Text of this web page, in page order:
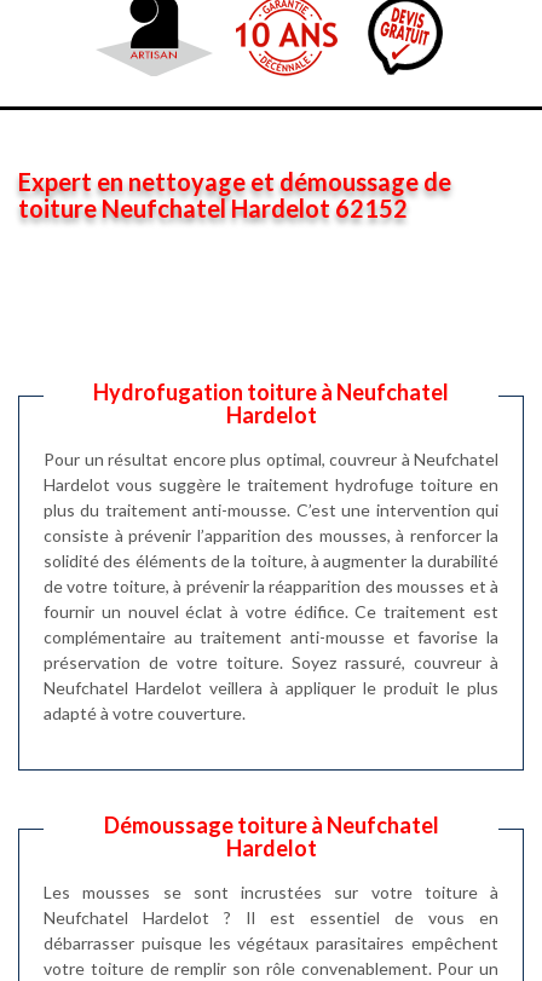
Expert en nettoyage et démoussage de
toiture Neufchatel Hardelot 62152
Hydrofugation toiture à Neufchatel
Hardelot
Pour un résultat encore plus optimal, couvreur à Neufchatel
Hardelot vous suggère le traitement hydrofuge toiture en
plus du traitement anti-mousse. C’est une intervention qui
consiste à prévenir l’apparition des mousses, à renforcer la
solidité des éléments de la toiture, à augmenter la durabilité
de votre toiture, à prévenir la réapparition des mousses et à
fournir un nouvel éclat à votre édifice. Ce traitement est
complémentaire au traitement anti-mousse et favorise la
préservation de votre toiture. Soyez rassuré, couvreur à
Neufchatel Hardelot veillera à appliquer le produit le plus
adapté à votre couverture.
Démoussage toiture à Neufchatel
Hardelot
Les mousses se sont incrustées sur votre toiture à
Neufchatel Hardelot ? Il est essentiel de vous en
débarrasser puisque les végétaux parasitaires empêchent
votre toiture de remplir son rôle convenablement. Pour un